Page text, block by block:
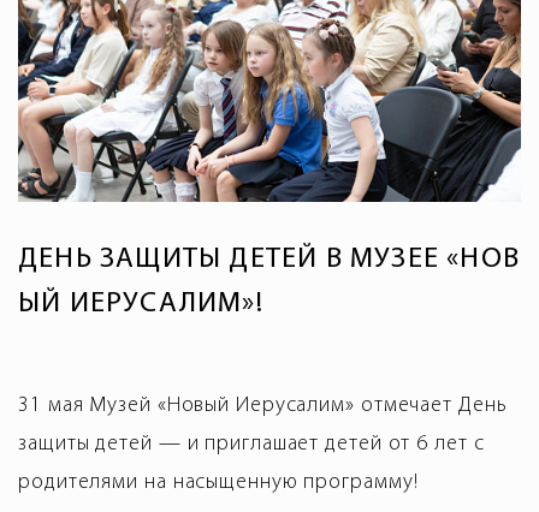
ДЕНЬ ЗАЩИТЫ ДЕТЕЙ В МУЗЕЕ «НОВ
ЫЙ ИЕРУСАЛИМ»!
31 мая Музей «Новый Иерусалим» отмечает День
защиты детей — и приглашает детей от 6 лет с
родителями на насыщенную программу!